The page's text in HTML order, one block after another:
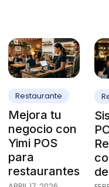
Restaurante
Mejora tu
negocio con
Yimi POS
para
restaurantes